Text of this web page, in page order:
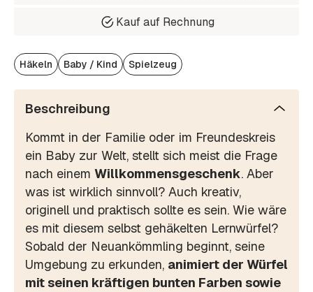
Kauf auf Rechnung
Häkeln Baby / Kind Spielzeug
Beschreibung
Kommt in der Familie oder im Freundeskreis
ein Baby zur Welt, stellt sich meist die Frage
nach einem Willkommensgeschenk. Aber
was ist wirklich sinnvoll? Auch kreativ,
originell und praktisch sollte es sein. Wie wäre
es mit diesem selbst gehäkelten Lernwürfel?
Sobald der Neuankömmling beginnt, seine
Umgebung zu erkunden, animiert der Würfel
mit seinen kräftigen bunten Farben sowie